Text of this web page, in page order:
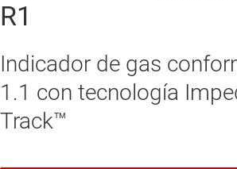
R1
Indicador de gas
1.1 con tecnología
Track™